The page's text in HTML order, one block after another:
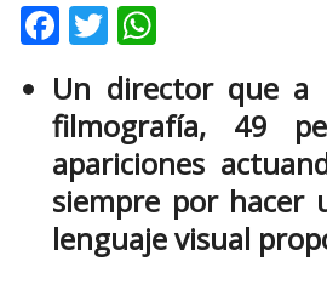
F
e
b
o
o
k
T
w
itt
er
at
s
A
p
p
Un director que a
filmografía, 49
apariciones
siempre por hacer
lenguaje visual